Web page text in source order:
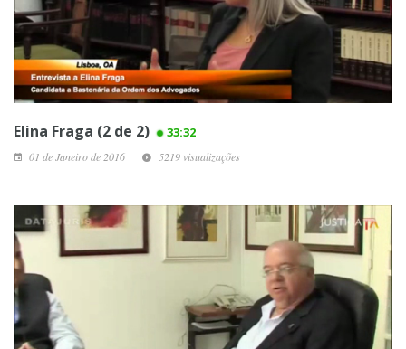
Elina Fraga (2 de 2) 33:32
01 de Janeiro de 2016 5219 visualizações